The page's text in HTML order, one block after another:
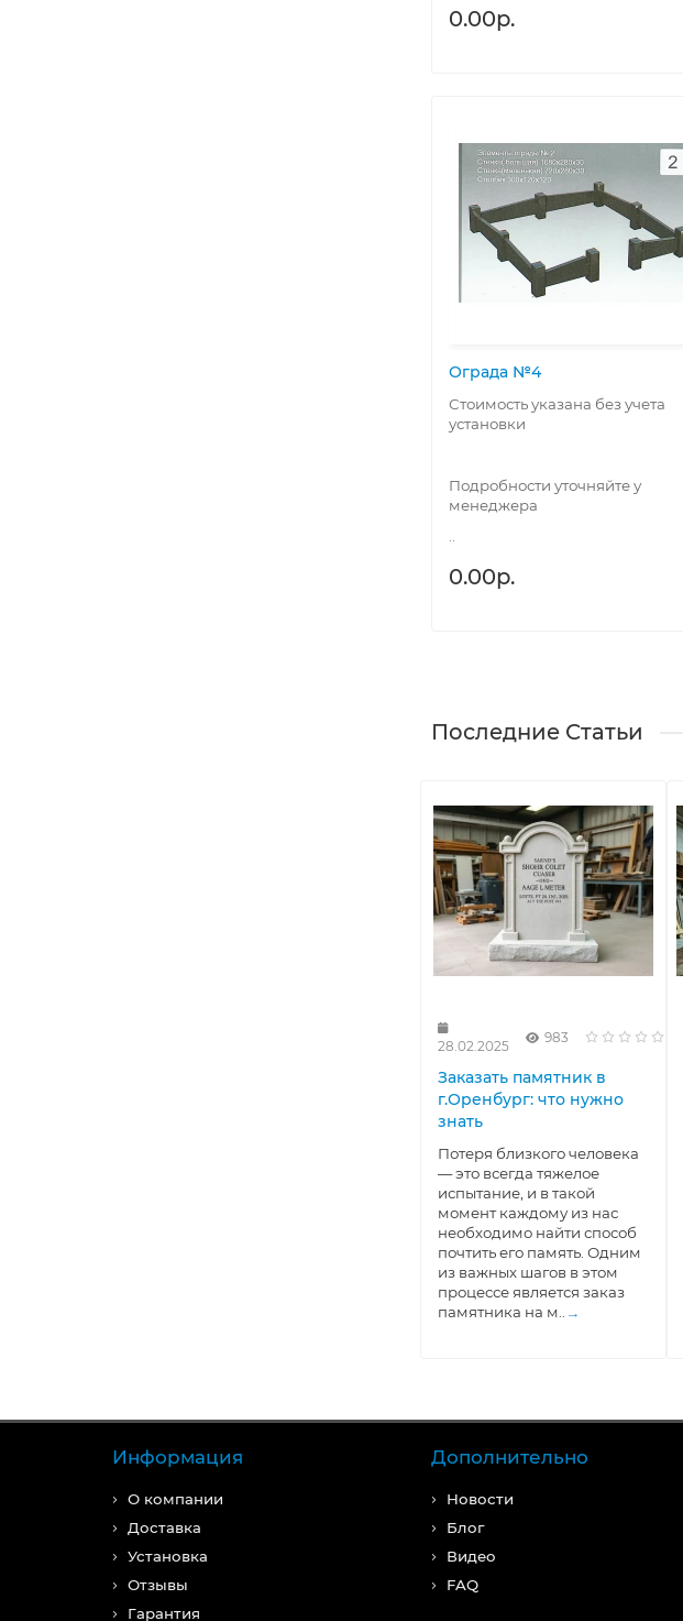
0.00р.
Ограда №4
Стоимость указана без учета
установки
Подробности уточняйте у
менеджера
0.00р.
Последние Статьи
28.02.2025
983
Заказать памятник в
г.Оренбург: что нужно
знать
Потеря близкого человека
— это всегда тяжелое
испытание, и в такой
момент каждому из нас
необходимо найти способ
почтить его память. Одним
из важных шагов в этом
процессе является заказ
памятника на м.. →
Информация
О компании
Доставка
Установка
Отзывы
Гарантия
Дополнительно
Новости
Блог
Видео
FAQ